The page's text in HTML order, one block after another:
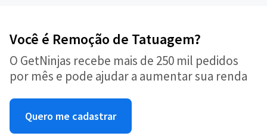
Você é Remoção de Tatuagem?
O GetNinjas recebe mais de 250 mil pedidos
por mês e pode ajudar a aumentar sua renda
Quero me cadastrar